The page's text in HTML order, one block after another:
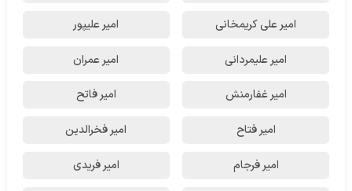
امیر علی کریمخانی امیر علیپور
امیر علیمردانی امیر عمران
امیر غفارمنش امیر فاتح
امیر فتاح امیر فخرالدین
امیر فرجام امیر فریدی